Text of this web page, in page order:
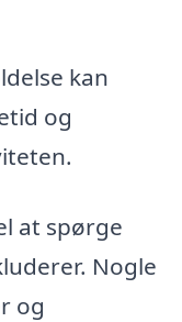
kan
og
at spørge
Nogle
og